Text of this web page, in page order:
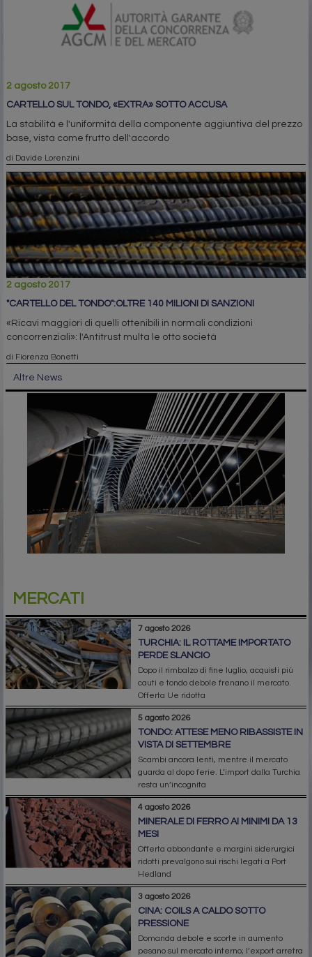
2 agosto 2017
CARTELLO SUL TONDO, «EXTRA» SOTTO ACCUSA
La stabilità e l'uniformità della componente aggiuntiva del prezzo
base, vista come frutto dell'accordo
di Davide Lorenzini
2 agosto 2017
"CARTELLO DEL TONDO":OLTRE 140 MILIONI DI SANZIONI
«Ricavi maggiori di quelli ottenibili in normali condizioni
concorrenziali»: l'Antitrust multa le otto società
di Fiorenza Bonetti
Altre News
MERCATI
7 agosto 2026
TURCHIA: IL ROTTAME IMPORTATO
PERDE SLANCIO
Dopo il rimbalzo di fine luglio, acquisti più
cauti e tondo debole frenano il mercato.
Offerta Ue ridotta
5 agosto 2026
TONDO: ATTESE MENO RIBASSISTE IN
VISTA DI SETTEMBRE
Scambi ancora lenti, mentre il mercato
guarda al dopo ferie. L’import dalla Turchia
resta un’incognita
4 agosto 2026
MINERALE DI FERRO AI MINIMI DA 13
MESI
Offerta abbondante e margini siderurgici
ridotti prevalgono sui rischi legati a Port
Hedland
3 agosto 2026
CINA: COILS A CALDO SOTTO
PRESSIONE
Domanda debole e scorte in aumento
pesano sul mercato interno; l’export arretra